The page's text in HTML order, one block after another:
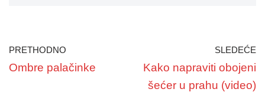
PRETHODNO
Ombre palačinke
SLEDEĆE
Kako napraviti obojeni
šećer u prahu (video)